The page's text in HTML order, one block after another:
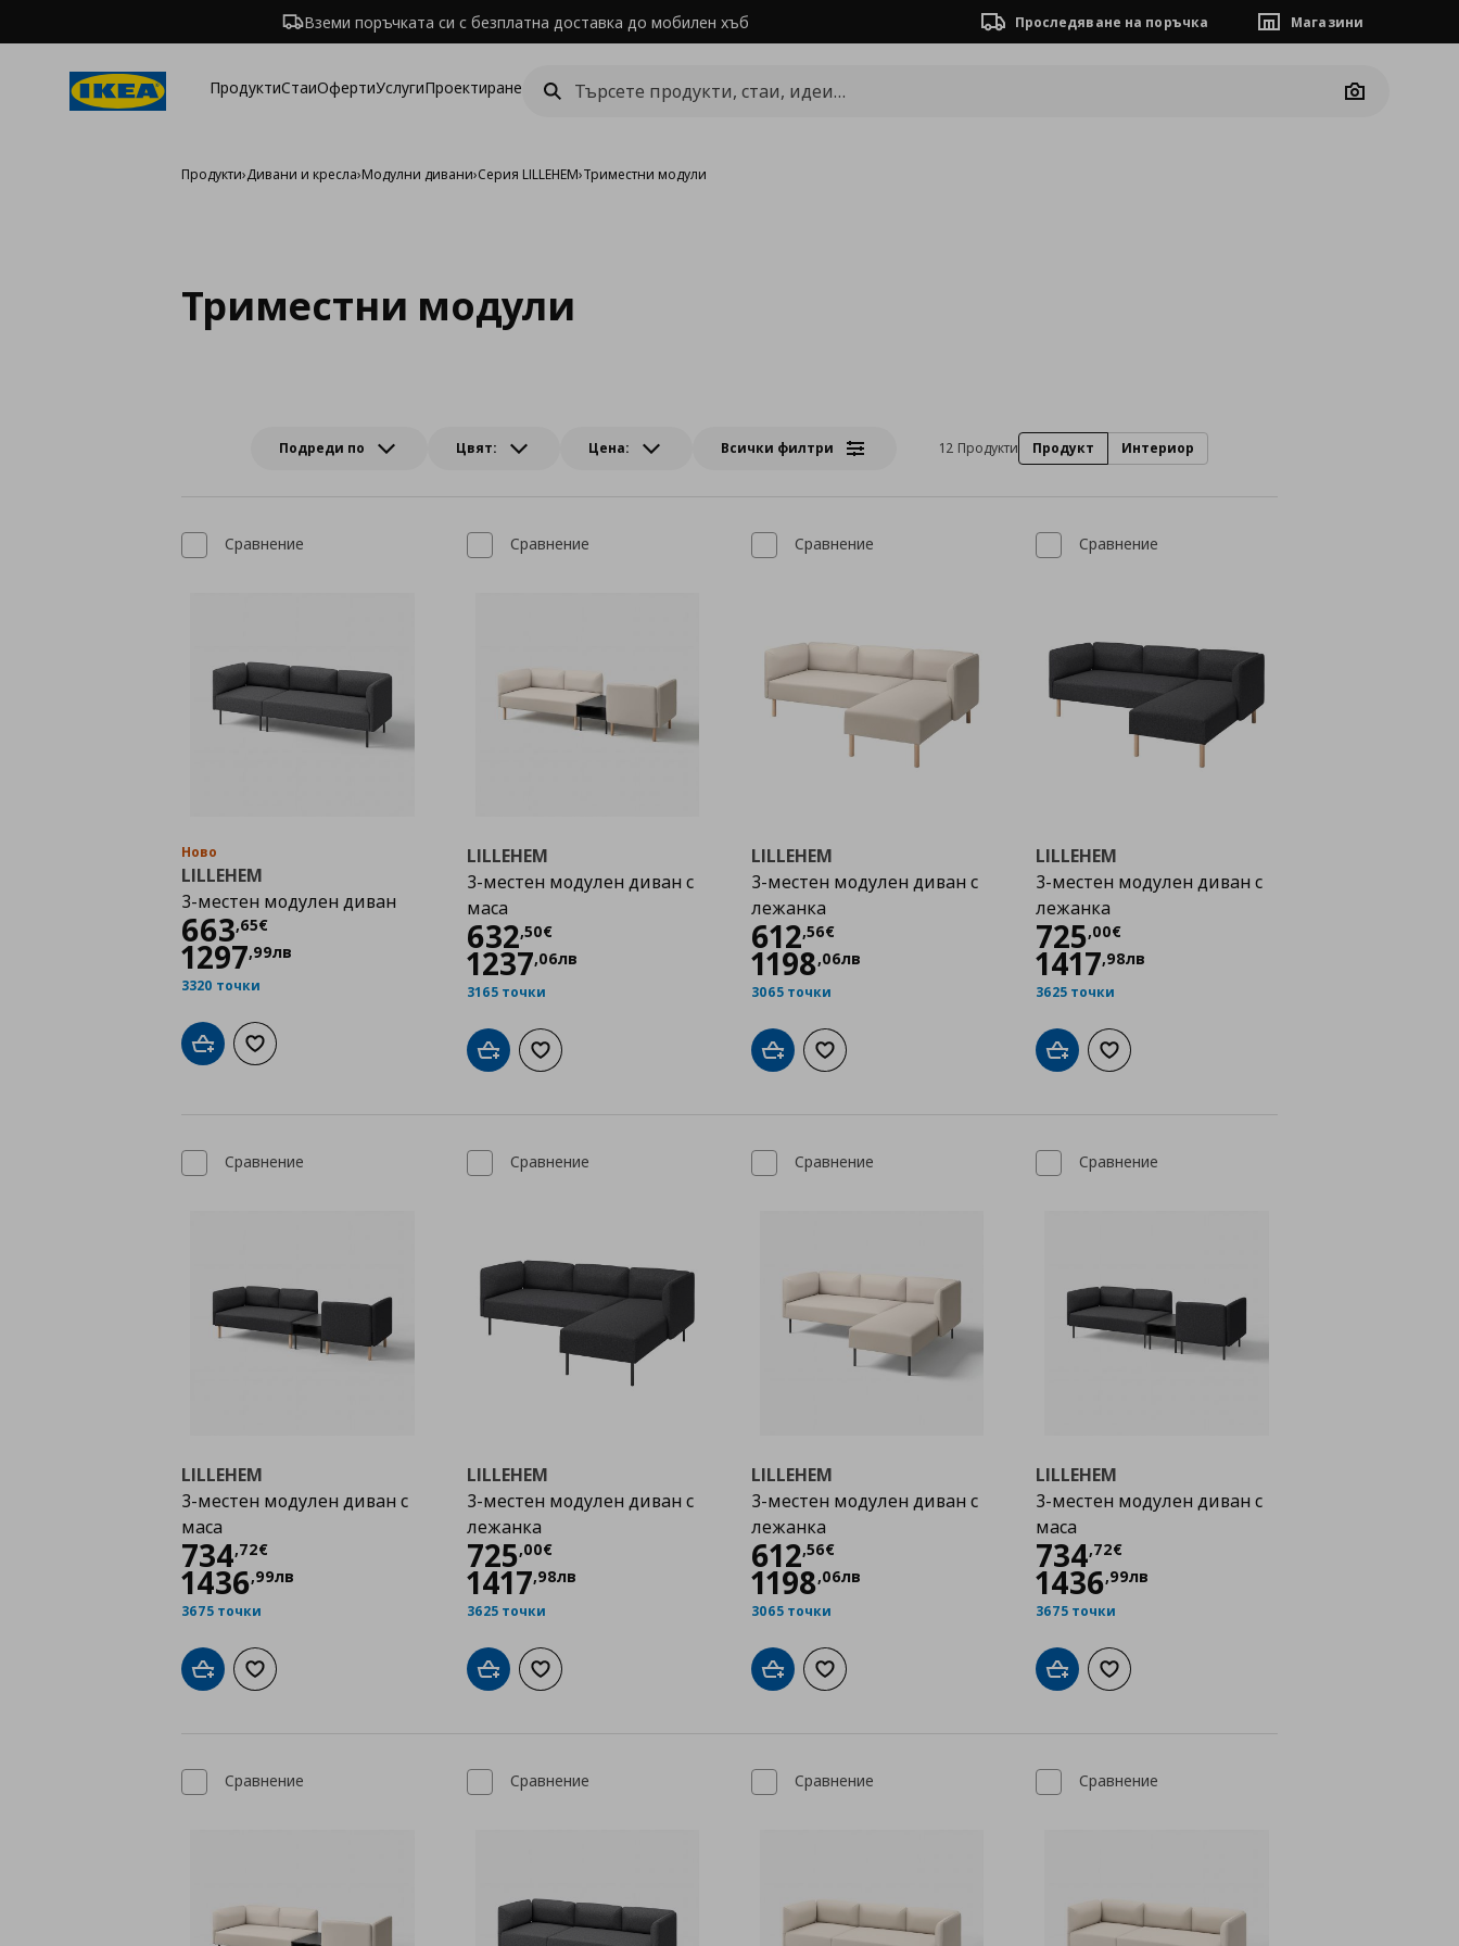
Вземи поръчката си с безплатна доставка до мобилен хъб Проследяване на поръчка Магазини
ПродуктиСтаиОфертиУслугиПроектиране
Camera
Продукти›Дивани и кресла›Модулни дивани›Серия LILLEHEM›Триместни модули
Триместни модули
Подреди по Цвят: Цена: Всички филтри 12 Продукти Продукт Интериор
Сравнение
Ново
LILLEHEM
3-местен модулен диван
663,65€
Цена
1297,99лв
3320 точки
Добави в кошницата
Добави към списъка с любими
Сравнение
LILLEHEM
3-местен модулен диван с
маса
632,50€
Цена
1237,06лв
3165 точки
Добави в кошницата
Добави към списъка с любими
Сравнение
LILLEHEM
3-местен модулен диван с
лежанка
612,56€
Цена
1198,06лв
3065 точки
Добави в кошницата
Добави към списъка с любими
Сравнение
LILLEHEM
3-местен модулен диван с
лежанка
725,00€
Цена
1417,98лв
3625 точки
Добави в кошницата
Добави към списъка с любими
Сравнение
LILLEHEM
3-местен модулен диван с
маса
734,72€
Цена
1436,99лв
3675 точки
Добави в кошницата
Добави към списъка с любими
Сравнение
LILLEHEM
3-местен модулен диван с
лежанка
725,00€
Цена
1417,98лв
3625 точки
Добави в кошницата
Добави към списъка с любими
Сравнение
LILLEHEM
3-местен модулен диван с
лежанка
612,56€
Цена
1198,06лв
3065 точки
Добави в кошницата
Добави към списъка с любими
Сравнение
LILLEHEM
3-местен модулен диван с
маса
734,72€
Цена
1436,99лв
3675 точки
Добави в кошницата
Добави към списъка с любими
Сравнение Сравнение Сравнение Сравнение